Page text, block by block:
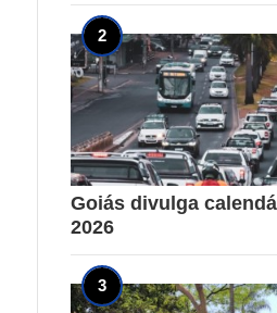
Goiás divulga
2026